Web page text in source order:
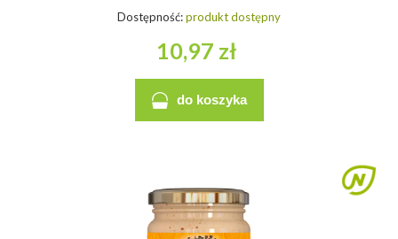
Dostępność:produkt dostępny
10,97 zł
do koszyka